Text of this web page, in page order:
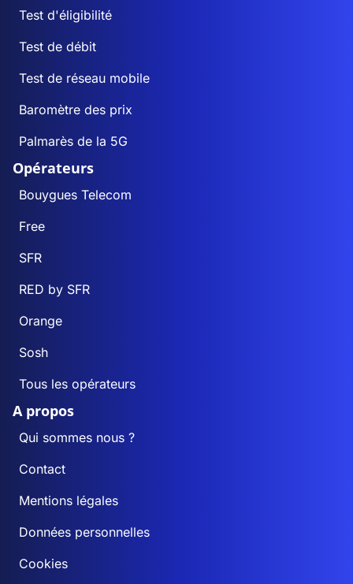
Test d'éligibilité
Test de débit
Test de réseau mobile
Baromètre des prix
Palmarès de la 5G
Opérateurs
Bouygues Telecom
Free
SFR
RED by SFR
Orange
Sosh
Tous les opérateurs
A propos
Qui sommes nous ?
Contact
Mentions légales
Données personnelles
Cookies